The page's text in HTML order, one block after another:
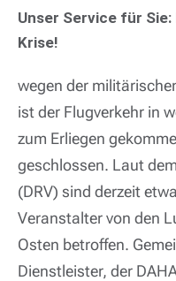
Unser Service für
Krise!
wegen der
ist der Flugverkehr in
zum Erliegen
geschlossen. Laut
(DRV) sind derzeit
Veranstalter von den
Osten betroffen.
Dienstleister, der